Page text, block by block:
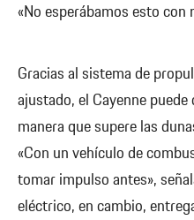
«No esperábamos esto con
Gracias al sistema de
ajustado, el Cayenne
manera que supere las
«Con un vehículo de
tomar impulso antes»,
eléctrico, en cambio,